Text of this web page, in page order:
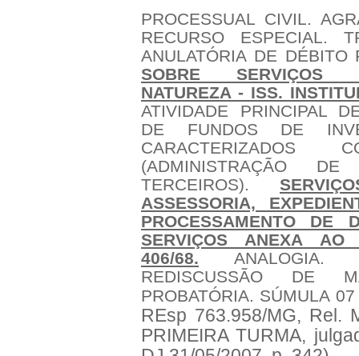
PROCESSUAL CIVIL.
RECURSO ESPECIAL.
ANULATÓRIA DE
SOBRE SERVIÇOS
NATUREZA - ISS.
ATIVIDADE PRINCIPAL
DE FUNDOS DE
CARACTERIZADOS
(ADMINISTRAÇÃO
TERCEIROS).
ASSESSORIA,
PROCESSAMENTO DE
SERVIÇOS ANEXA AO
406/68. ANALOGIA.
REDISCUSSÃO DE
PROBATÓRIA. SÚMULA
REsp 763.958/MG, Rel.
PRIMEIRA TURMA,